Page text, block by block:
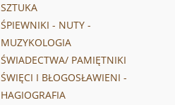
SZTUKA
ŚPIEWNIKI - NUTY -
MUZYKOLOGIA
ŚWIADECTWA/ PAMIĘTNIKI
ŚWIĘCI I BŁOGOSŁAWIENI -
HAGIOGRAFIA